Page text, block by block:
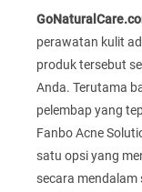
perawatan kulit
produk tersebut
Anda. Terutama
pelembap yang
Fanbo Acne
satu opsi yang
secara